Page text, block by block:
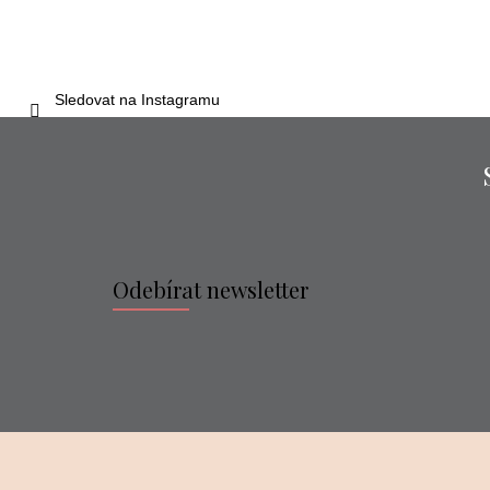
Sledovat na Instagramu
Odebírat newsletter